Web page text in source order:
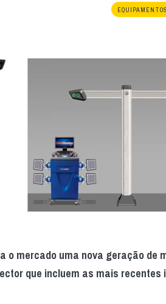
EQUIPAMENTOS
o mercado uma nova geração de
que incluem as mais recentes